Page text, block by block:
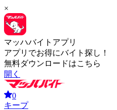
×
マッハバイトアプリ
アプリでお得にバイト探し！
無料ダウンロードはこちら
開く
0
キープ